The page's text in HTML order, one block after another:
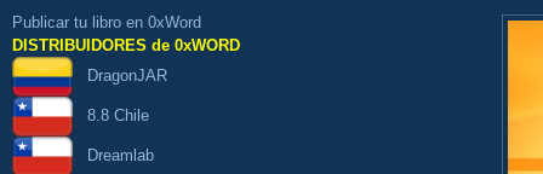
Publicar tu libro en 0xWord
DISTRIBUIDORES de 0xWORD
DragonJAR
8.8 Chile
Dreamlab